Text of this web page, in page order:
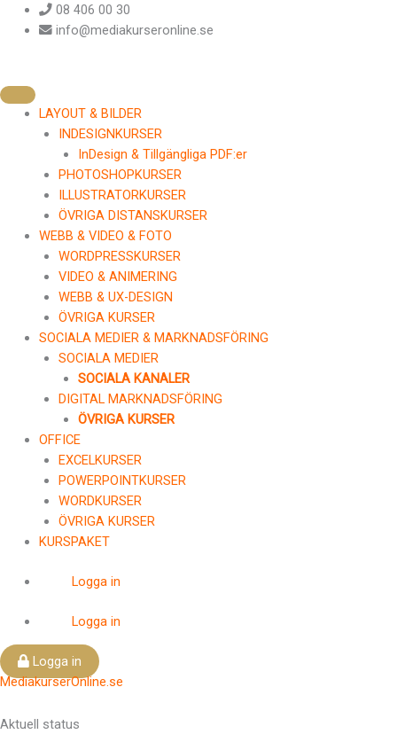
Hoppa
08 406 00 30
info@mediakurseronline.se
LAYOUT & BILDER
INDESIGNKURSER
InDesign & Tillgängliga PDF:er
PHOTOSHOPKURSER
ILLUSTRATORKURSER
ÖVRIGA DISTANSKURSER
WEBB & VIDEO & FOTO
WORDPRESSKURSER
VIDEO & ANIMERING
WEBB & UX-DESIGN
ÖVRIGA KURSER
SOCIALA MEDIER & MARKNADSFÖRING
SOCIALA MEDIER
SOCIALA KANALER
DIGITAL MARKNADSFÖRING
ÖVRIGA KURSER
OFFICE
EXCELKURSER
POWERPOINTKURSER
WORDKURSER
ÖVRIGA KURSER
KURSPAKET
Logga in
Logga in
Logga in
MediakurserOnline.se
Aktuell status